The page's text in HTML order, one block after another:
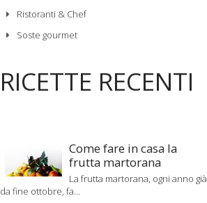
Ristoranti & Chef
Soste gourmet
RICETTE RECENTI
Come fare in casa la
frutta martorana
La frutta martorana, ogni anno già
da fine ottobre, fa...